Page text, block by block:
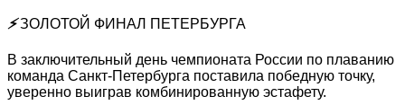
⚡️ЗОЛОТОЙ ФИНАЛ ПЕТЕРБУРГА
В заключительный день чемпионата России по плаванию
команда Санкт-Петербурга поставила победную точку,
уверенно выиграв комбинированную эстафету.